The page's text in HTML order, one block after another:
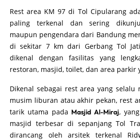
Rest area KM 97 di Tol Cipularang
paling terkenal dan sering
maupun pengendara dari Bandung
di sekitar 7 km dari Gerbang Tol
dikenal dengan fasilitas yang
restoran, masjid, toilet, dan area parkir
Dikenal sebagai rest area yang selalu
musim liburan atau akhir pekan, rest
tarik utama pada Masjid Al-Miraj,
masjid terbesar di sepanjang Tol
dirancang oleh arsitek terkenal